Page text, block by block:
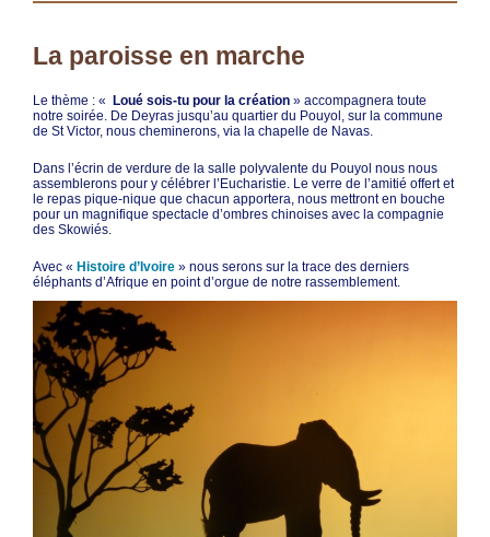
La paroisse en marche
Le thème : « Loué sois-tu pour la création » accompagnera toute
notre soirée. De Deyras jusqu’au quartier du Pouyol, sur la commune
de St Victor, nous cheminerons, via la chapelle de Navas.
Dans l’écrin de verdure de la salle polyvalente du Pouyol nous nous
assemblerons pour y célébrer l’Eucharistie. Le verre de l’amitié offert et
le repas pique-nique que chacun apportera, nous mettront en bouche
pour un magnifique spectacle d’ombres chinoises avec la compagnie
des Skowiés.
Avec «Histoire d’Ivoire » nous serons sur la trace des derniers
éléphants d’Afrique en point d’orgue de notre rassemblement.